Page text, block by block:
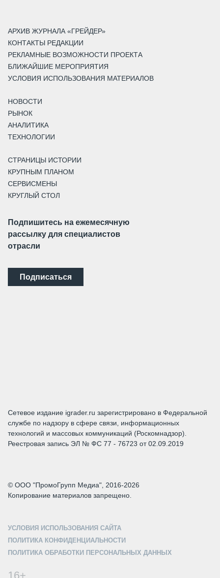
АРХИВ ЖУРНАЛА «ГРЕЙДЕР»
КОНТАКТЫ РЕДАКЦИИ
РЕКЛАМНЫЕ ВОЗМОЖНОСТИ ПРОЕКТА
БЛИЖАЙШИЕ МЕРОПРИЯТИЯ
УСЛОВИЯ ИСПОЛЬЗОВАНИЯ МАТЕРИАЛОВ
НОВОСТИ
РЫНОК
АНАЛИТИКА
ТЕХНОЛОГИИ
СТРАНИЦЫ ИСТОРИИ
КРУПНЫМ ПЛАНОМ
СЕРВИСМЕНЫ
КРУГЛЫЙ СТОЛ
Подпишитесь на ежемесячную
рассылку для специалистов
отрасли
Подписаться
Сетевое издание igrader.ru зарегистрировано в Федеральной
службе по надзору в сфере связи, информационных
технологий и массовых коммуникаций (Роскомнадзор).
Реестровая запись ЭЛ № ФС 77 - 76723 от 02.09.2019
© ООО "ПромоГрупп Медиа", 2016-2026
Копирование материалов запрещено.
УСЛОВИЯ ИСПОЛЬЗОВАНИЯ САЙТА
ПОЛИТИКА КОНФИДЕНЦИАЛЬНОСТИ
ПОЛИТИКА ОБРАБОТКИ ПЕРСОНАЛЬНЫХ ДАННЫХ
16+